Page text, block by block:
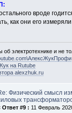
вроде
как они его
электротехнике и не
на Rutube
alexzhuk.ru
Физический смысл
Ответ #9 : 11 Февраль